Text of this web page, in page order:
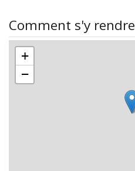
Comment s'y rendre
+
−